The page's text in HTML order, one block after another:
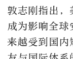
敦志刚指出，
成为影响全
来越受到国内